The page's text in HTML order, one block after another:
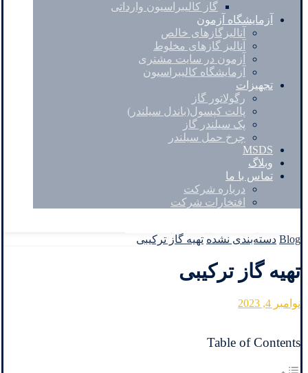
گاز کالیبراسیون وارداتی
آزمایشگاه آزمون
آنالیزگازهای خالص
آنالیز گازهای مخلوط
آزمون در سایت مشتری
آزمایشگاه کالیبراسیون
تجهیزات
رگولاتور گاز
پالت کپسول(باندل سیلندر)
پک سیلندر گاز
چرخ حمل سیلندر
MSDS
وبلاگ
تماس با ما
درباره شرکت
افتخارات شرکت
Blog دسته‌بندی نشده تهیه گاز ترکیبی
تهیه گاز ترکیبی
نوامبر 4, 2023
Table of Contents